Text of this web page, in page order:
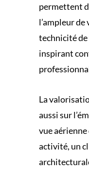
permettent
l’ampleur
technicité de
inspirant
La
aussi sur
vue
activité, un